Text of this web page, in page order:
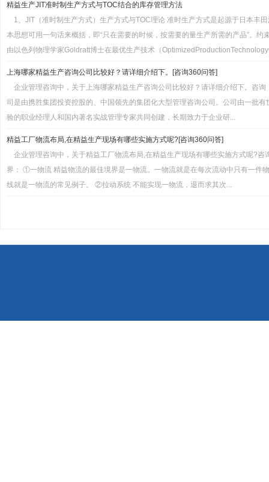
精益生产JIT准时制生产方式与TOC结合的库存管理方法
1、JIT（准时制生产方式）生产方式与TOC理论 准时生产方式是起源于日本丰
本思想可用一句话来概括，即“只在需要的时候，按需要的量生产所需的产品”。
由以色列物理学家Goldratt博士在最优生产技术（
上海哪家精益生产咨询公司比较好？请详细介绍下。[咨询360问答]
企业管理咨询中，关于上海哪家精益生产咨询公司比较好？请详细介绍下。咨
司是由携胜集团投资控股的、中国领先的集团化大型管理咨询公司。公司由一批
验的职业经理人和国内著名实战管理专家共同创建，长期致力于企业研...
精益工厂物流布局,在精益生产现场有哪些实施方式呢?[咨询360问答]
企业管理咨询中，关于精益工厂物流布局,在精益生产现场有哪些实施方式呢?咨
界： ①一物流 精益物流的最佳境界是一物流。一物流就是在每次流动中只有一件
线就是一物流的常见例子。 ②拉动系统 不能实现一物流，退而求其次...